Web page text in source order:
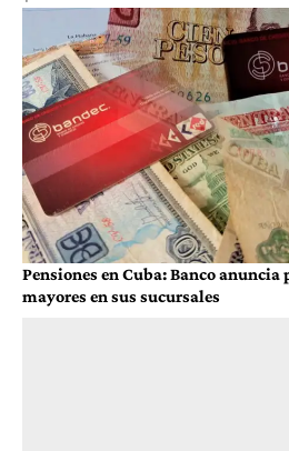
Pensiones en Cuba: Banco
mayores en sus sucursales